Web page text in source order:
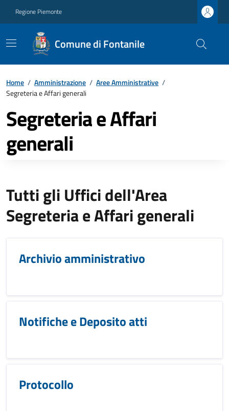
Regione Piemonte
Comune di Fontanile
Home / Amministrazione / Aree Amministrative /
Segreteria e Affari generali
Segreteria e Affari
generali
Tutti gli Uffici dell'Area
Segreteria e Affari generali
Archivio amministrativo
Notifiche e Deposito atti
Protocollo